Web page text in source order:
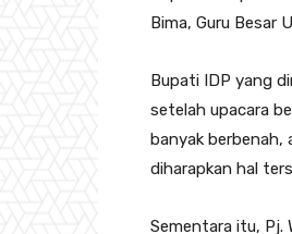
Bima, Guru Besar
Bupati IDP yang
setelah upacara
banyak berbenah,
diharapkan hal
Sementara itu, Pj.